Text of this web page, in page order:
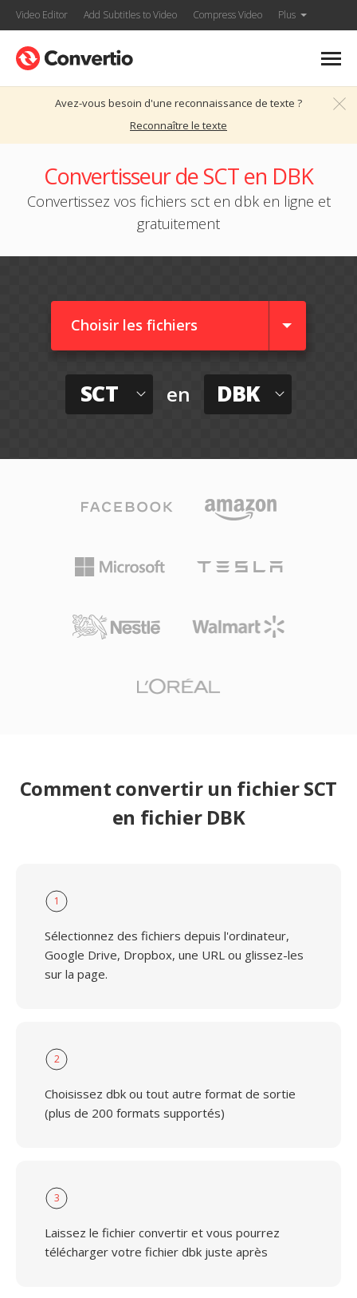
Video Editor Add Subtitles to Video Compress Video Plus
Avez-vous besoin d'une reconnaissance de texte ?
Reconnaître le texte
Convertisseur de SCT en DBK
Convertissez vos fichiers sct en dbk en ligne et
gratuitement
Choisir les fichiers
SCT en DBK
Comment convertir un fichier SCT
en fichier DBK
1
Sélectionnez des fichiers depuis l'ordinateur,
Google Drive, Dropbox, une URL ou glissez-les
sur la page.
2
Choisissez dbk ou tout autre format de sortie
(plus de 200 formats supportés)
3
Laissez le fichier convertir et vous pourrez
télécharger votre fichier dbk juste après